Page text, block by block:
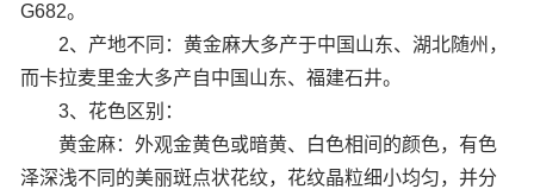
G682。
2、产地不同：黄金麻大多产于中国山东、湖北随州，
而卡拉麦里金大多产自中国山东、福建石井。
3、花色区别：
黄金麻：外观金黄色或暗黄、白色相间的颜色，有色
泽深浅不同的美丽斑点状花纹，花纹晶粒细小均匀，并分